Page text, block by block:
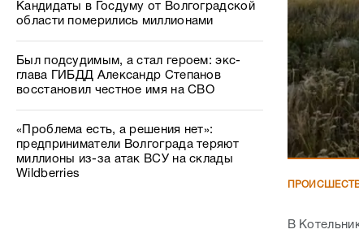
Кандидаты в Госдуму от Волгоградской
области померились миллионами
Был подсудимым, а стал героем: экс-
глава ГИБДД Александр Степанов
восстановил честное имя на СВО
«Проблема есть, а решения нет»:
предприниматели Волгограда теряют
миллионы из-за атак ВСУ на склады
Wildberries
В